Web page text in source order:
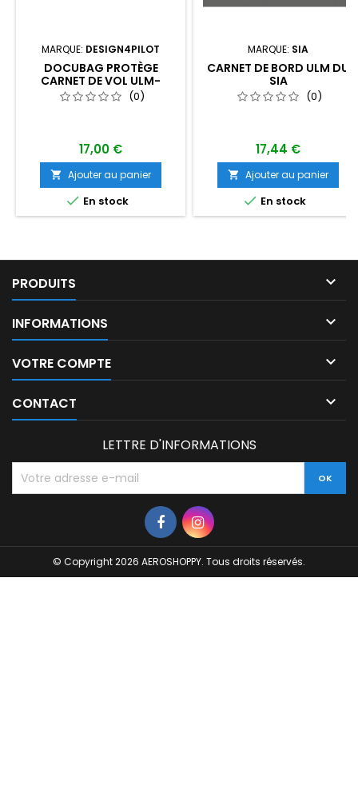
MARQUE: DESIGN4PILOT
DOCUBAG PROTÈGE
CARNET DE VOL ULM-
BALLON (0)
17,00 €
 Ajouter au panier
 En stock
MARQUE: SIA
CARNET DE BORD ULM DU
SIA
(0)
17,44 €
 Ajouter au panier
 En stock
PRODUITS 
INFORMATIONS 
VOTRE COMPTE 
CONTACT 
LETTRE D'INFORMATIONS
© Copyright 2026 AEROSHOPPY. Tous droits réservés.